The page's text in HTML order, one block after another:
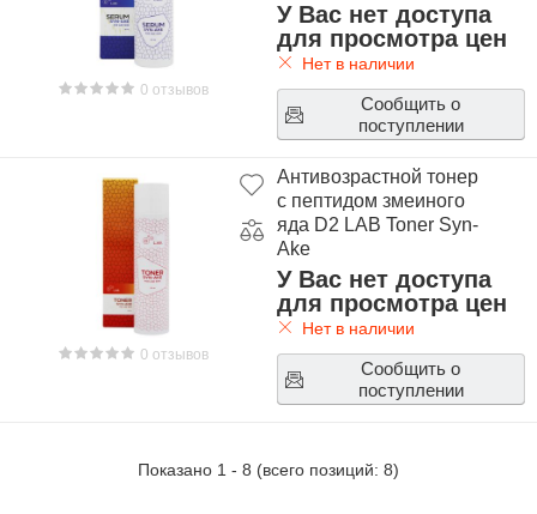
0 отзывов
У Вас нет доступа
для просмотра цен
Нет в наличии
Сообщить о
поступлении
0 отзывов
Антивозрастной тонер
с пептидом змеиного
яда D2 LAB Toner Syn-
Ake
У Вас нет доступа
для просмотра цен
Нет в наличии
Сообщить о
поступлении
Показано 1 - 8 (всего позиций: 8)